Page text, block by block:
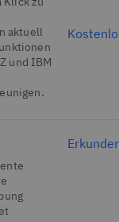
aktuell
und IBM